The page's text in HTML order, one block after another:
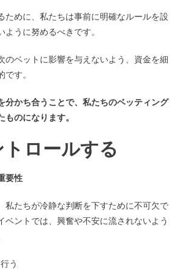
ために、私たちは事前に明確なルールを設
うに努めるべきです。
のベットに影響を与えないよう、資金を細
す。
分かち合うことで、私たちのベッティング
のになります。
ロールする
要性
私たちが冷静な判断を下すために不可欠で
ベントでは、興奮や不安に流されないよう
う